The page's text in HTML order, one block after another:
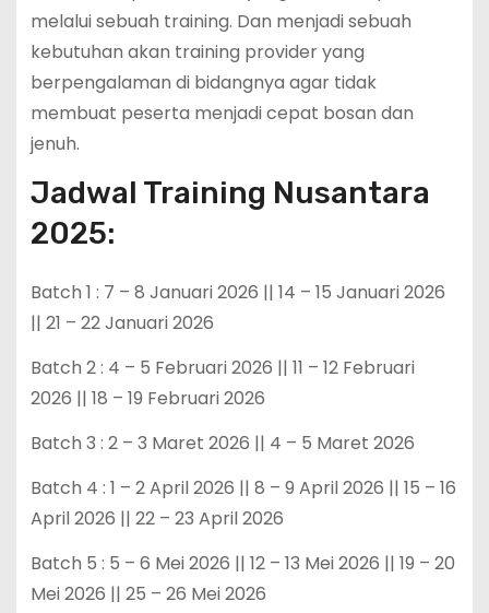
melalui sebuah training. Dan menjadi sebuah
kebutuhan akan training provider yang
berpengalaman di bidangnya agar tidak
membuat peserta menjadi cepat bosan dan
jenuh.
Jadwal Training Nusantara
2025:
Batch 1 : 7 – 8 Januari 2026 || 14 – 15 Januari 2026
|| 21 – 22 Januari 2026
Batch 2 : 4 – 5 Februari 2026 || 11 – 12 Februari
2026 || 18 – 19 Februari 2026
Batch 3 : 2 – 3 Maret 2026 || 4 – 5 Maret 2026
Batch 4 : 1 – 2 April 2026 || 8 – 9 April 2026 || 15 – 16
April 2026 || 22 – 23 April 2026
Batch 5 : 5 – 6 Mei 2026 || 12 – 13 Mei 2026 || 19 – 20
Mei 2026 || 25 – 26 Mei 2026